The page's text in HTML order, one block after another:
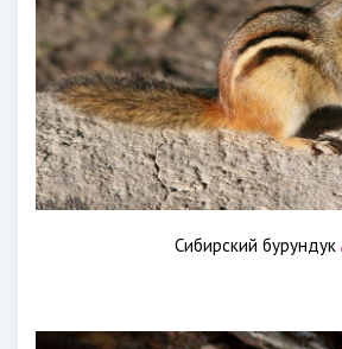
Сибирский бурундук